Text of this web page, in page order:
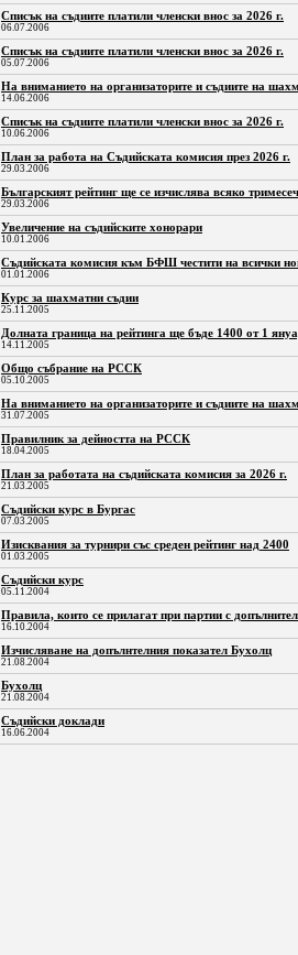
Списък на съдиите платили членски внос за 2026 г.
06.07.2006
Списък на съдиите платили членски внос за 2026 г.
05.07.2006
На вниманието на организаторите и съдиите на
14.06.2006
Списък на съдиите платили членски внос за 2026 г.
10.06.2006
План за работа на Съдийската комисия през 2026 г.
29.03.2006
Българският рейтинг ще се изчислява всяко
29.03.2006
Увеличение на съдийските хонорари
10.01.2006
Съдийската комисия към БФШ честити на всички
01.01.2006
Курс за шахматни съдии
25.11.2005
Долната граница на рейтинга ще бъде 1400 от 1
14.11.2005
Общо събрание на РССК
05.10.2005
На вниманието на организаторите и съдиите на
31.07.2005
Правилник за дейността на РССК
18.04.2005
План за работата на съдийската комисия за 2026 г.
21.03.2005
Съдийски курс в Бургас
07.03.2005
Изисквания за турнири със среден рейтинг над 2400
01.03.2005
Съдийски курс
05.11.2004
Правила, които се прилагат при партии с
16.10.2004
Изчисляване на допълнтелния показател Бухолц
21.08.2004
Бухолц
21.08.2004
Съдийски доклади
16.06.2004